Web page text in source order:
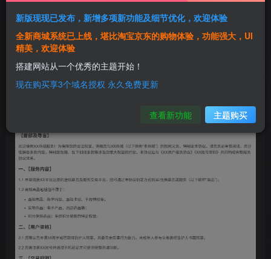
1年前更新 374次阅读
关注
这是基于老唐提供的相关功能进行的编写的商城服务协
议，大家可以先看看，如果有什么建议或者意见私信我
或者评论区留言都可以。有需评论自取。
新版现现已发布，新增多项新功能及细节优化，欢迎体验
全新商城系统已上线，堪比淘宝京东的购物体验，功能强大，UI
精美，欢迎体验
搭建网站从一个优秀的主题开始！
现在购买享3个域名授权 永久免费更新
查看新功能 主题购买